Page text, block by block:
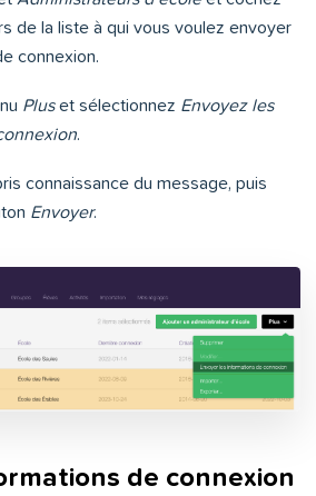
de la liste à qui vous voulez envoyer
connexion.
Pluset sélectionnez Envoyez les
.
connaissance du message, puis
Envoyer.
de connexion